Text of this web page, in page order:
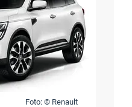
Foto: © Renault